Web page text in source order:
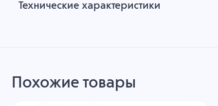
Технические характеристики
Похожие товары